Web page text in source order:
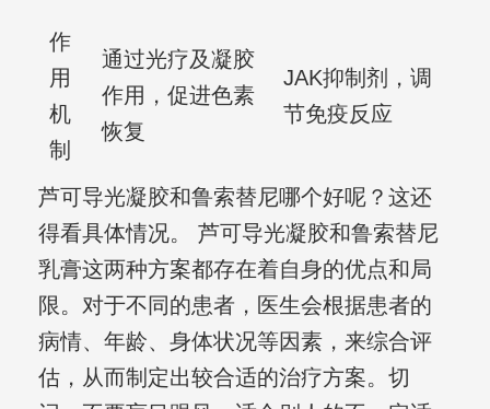
作
用
机
制
通过光疗及凝胶
作用，促进色素
恢复
JAK抑制剂，调
节免疫反应
芦可导光凝胶和鲁索替尼哪个好呢？这还
得看具体情况。 芦可导光凝胶和鲁索替尼
乳膏这两种方案都存在着自身的优点和局
限。对于不同的患者，医生会根据患者的
病情、年龄、身体状况等因素，来综合评
估，从而制定出较合适的治疗方案。切